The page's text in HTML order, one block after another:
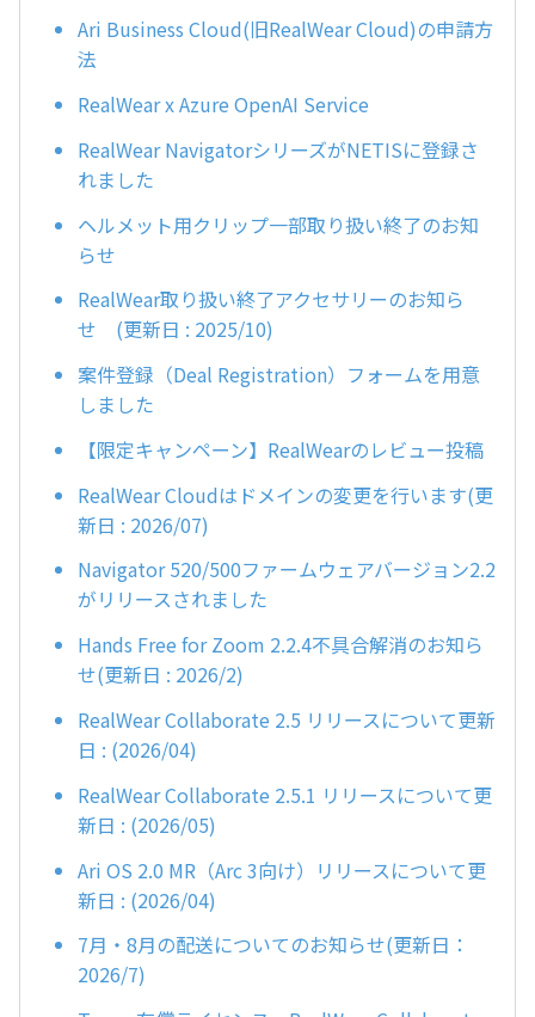
Ari Business Cloud(旧RealWear Cloud)の申請方
法
RealWear x Azure OpenAI Service
RealWear NavigatorシリーズがNETISに登録さ
れました
ヘルメット用クリップ一部取り扱い終了のお知
らせ
RealWear取り扱い終了アクセサリーのお知ら
せ (更新日 : 2025/10)
案件登録（Deal Registration）フォームを用意
しました
【限定キャンペーン】RealWearのレビュー投稿
RealWear Cloudはドメインの変更を行います(更
新日 : 2026/07)
Navigator 520/500ファームウェアバージョン2.2
がリリースされました
Hands Free for Zoom 2.2.4不具合解消のお知ら
せ(更新日 : 2026/2)
RealWear Collaborate 2.5 リリースについて更新
日 : (2026/04)
RealWear Collaborate 2.5.1 リリースについて更
新日 : (2026/05)
Ari OS 2.0 MR（Arc 3向け）リリースについて更
新日 : (2026/04)
7月・8月の配送についてのお知らせ(更新日：
2026/7)